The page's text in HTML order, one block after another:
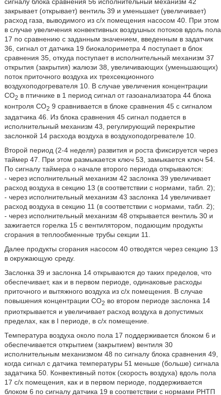
сигналу блока сравнения 56 исполнительный механизм 42
закрывает (открывает) вентиль 39 и уменьшает (увеличивает)
расход газа, выводимого из с/х помещения насосом 40. При этом
в случае увеличения конвективных воздушных потоков вдоль пола
17 по сравнению с заданным значением, введенным в задатчик
36, сигнал от датчика 19 биокалориметра 4 поступает в блок
сравнения 35, откуда поступает в исполнительный механизм 37
открытия (закрытия) жалюзи 38, увеличивающих (уменьшающих)
поток приточного воздуха их трехсекционного
воздухоподогревателя 10. В случае увеличения концентрации
CO2 в птичнике в 1 период сигнал от газоанализатора 44 блока
контроля СО2 9 сравнивается в блоке сравнения 45 с сигналом
задатчика 46. Из блока сравнения 45 сигнал подается в
исполнительный механизм 43, регулирующий перекрытие
заслонкой 14 расхода воздуха в воздухоподогревателе 10.
Второй период (2-4 неделя) развития и роста фиксируется через
таймер 47. При этом размыкается ключ 53, замыкается ключ 54.
По сигналу таймера о начале второго периода открываются:
- через исполнительный механизм 42 заслонка 39 увеличивает
расход воздуха в секцию 13 (в соответствии с нормами, табл. 2);
- через исполнительный механизм 43 заслонка 14 увеличивает
расход воздуха в секцию 11 (в соответствии с нормами, табл. 2);
- через исполнительный механизм 48 открывается вентиль 30 и
зажигается горелка 15 с вентилятором, подающим продукты
сгорания в теплообменные трубы секции 11.
Далее продукты сгорания насосом 40 отводятся через секцию 13
в окружающую среду.
Заслонка 39 и заслонка 14 открываются до таких пределов, что
обеспечивает, как и в первом периоде, одинаковые расходы
приточного и вытяжного воздуха из с/х помещения. В случае
повышения концентрации CO2 во втором периоде заслонка 14
приоткрывается и увеличивает расход воздуха в допустимых
пределах, как в I периоде, в с/х помещение.
Температура воздуха около пола 17 поддерживается блоком 6 и
обеспечивается открытием (закрытием) вентиля 30
исполнительным механизмом 48 по сигналу блока сравнения 49,
когда сигнал с датчика температуры 51 меньше (больше) сигнала
задатчика 50. Конвективный поток (скорость воздуха) вдоль пола
17 с/х помещения, как и в первом периоде, поддерживается
блоком 6 по сигналу датчика 19 в соответствии с нормами РНТП